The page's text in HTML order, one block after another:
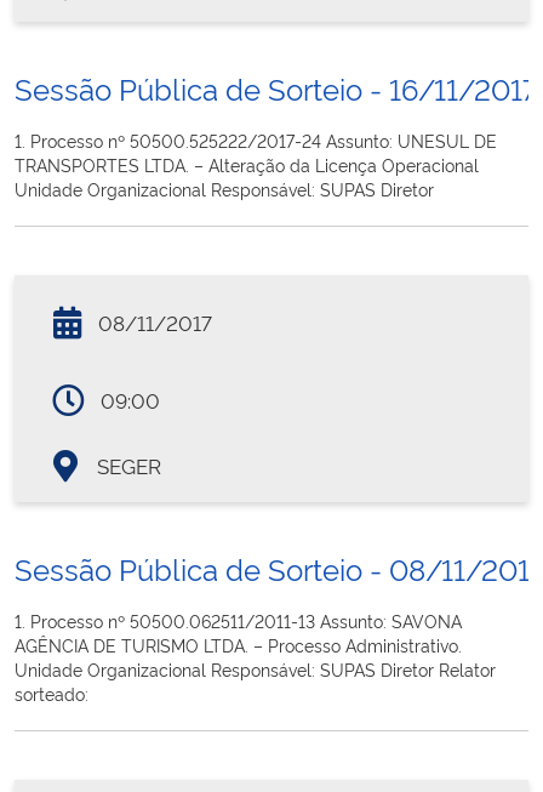
Sessão Pública de Sorteio - 16/11/2017
1. Processo nº 50500.525222/2017-24 Assunto: UNESUL DE
TRANSPORTES LTDA. – Alteração da Licença Operacional
Unidade Organizacional Responsável: SUPAS Diretor
08/11/2017
09:00
SEGER
Sessão Pública de Sorteio - 08/11/
1. Processo nº 50500.062511/2011-13 Assunto: SAVONA
AGÊNCIA DE TURISMO LTDA. – Processo Administrativo.
Unidade Organizacional Responsável: SUPAS Diretor Relator
sorteado: